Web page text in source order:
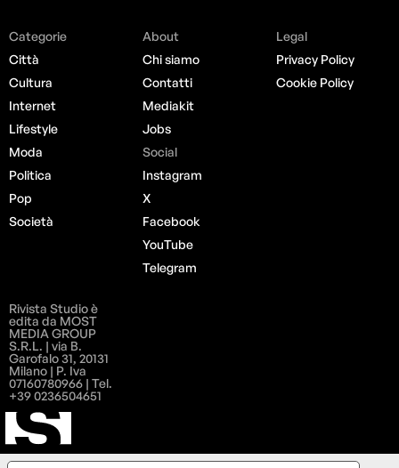
Categorie
Città
Cultura
Internet
Lifestyle
Moda
Politica
Pop
Società
About
Chi siamo
Contatti
Mediakit
Jobs
Social
Instagram
X
Facebook
YouTube
Telegram
Legal
Privacy Policy
Cookie Policy
Rivista Studio è
edita da MOST
MEDIA GROUP
S.R.L. | via B.
Garofalo 31, 20131
Milano | P. Iva
07160780966 | Tel.
+39 0236504651